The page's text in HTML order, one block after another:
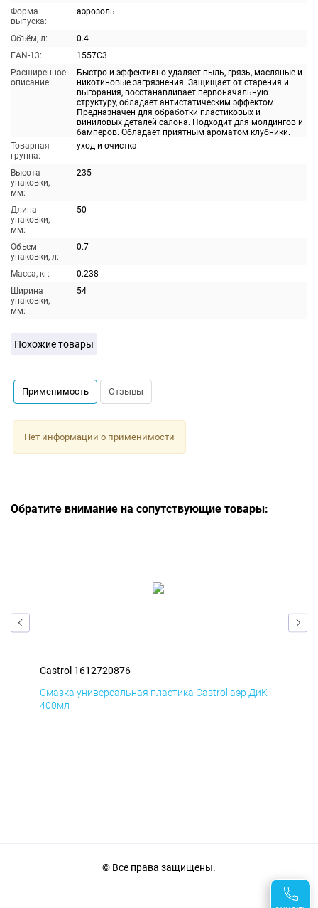
Форма
выпуска:
аэрозоль
Объём, л:
0.4
EAN-13:
1557C3
Расширенное
описание:
Быстро и эффективно удаляет пыль, грязь, масляные и
никотиновые загрязнения. Защищает от старения и
выгорания, восстанавливает первоначальную
структуру, обладает антистатическим эффектом.
Предназначен для обработки пластиковых и
виниловых деталей салона. Подходит для молдингов и
бамперов. Обладает приятным ароматом клубники.
Товарная
группа:
уход и очистка
Высота
упаковки,
мм:
235
Длина
упаковки,
мм:
50
Объем
упаковки, л:
0.7
Масса, кг:
0.238
Ширина
упаковки,
мм:
54
Похожие товары
Применимость Отзывы
Нет информации о применимости
Обратите внимание на сопутствующие товары:
Castrol 1612720876
Смазка универсальная пластика Castrol аэр ДиК
400мл
© Все права защищены.